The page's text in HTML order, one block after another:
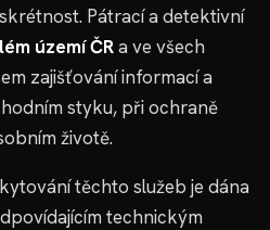
Pátrací a detektivní
území ČRa ve všech
zajišťování informací a
styku, při ochraně
životě.
těchto služeb je dána
technickým